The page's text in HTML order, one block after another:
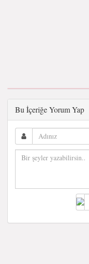
Bu İçeriğe Yorum Yap